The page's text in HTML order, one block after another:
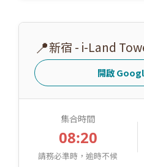
📍新宿 - i-Land
開啟
集合時間
08:20
請務必準時，逾時不候